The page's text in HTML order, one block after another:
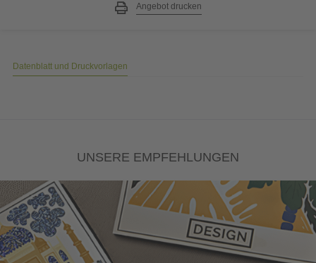
Angebot drucken
Datenblatt und Druckvorlagen
UNSERE EMPFEHLUNGEN